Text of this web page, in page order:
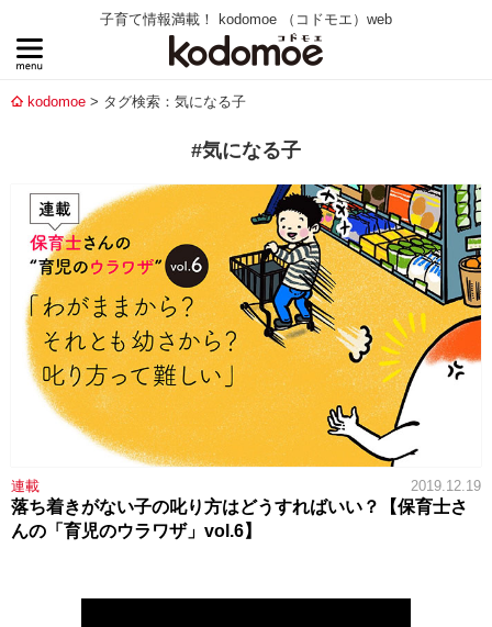
子育て情報満載！ kodomoe （コドモエ）web
kodomoe タグ検索：気になる子
#気になる子
連載 2019.12.19
落ち着きがない子の叱り方はどうすればいい？【保育士さ
んの「育児のウラワザ」vol.6】